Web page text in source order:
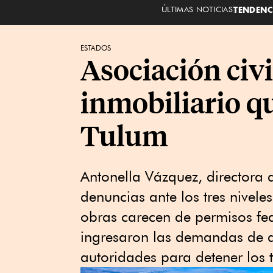
ÚLTIMAS NOTICIAS
ESTADOS
Asociación
inmobiliario
Tulum
Antonella Vázquez, directora
denuncias ante los tres
obras carecen de permisos
ingresaron las demandas de
autoridades para detener los